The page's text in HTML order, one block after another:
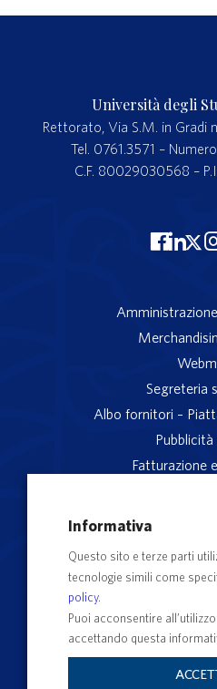
Università degli
Rettorato, Via S.M. in Gradi
Tel. 0761.3571 –
C.F. 80029030568 –
Segreteria
Albo fornitori –
Pubblicità
Fatturazione
Servizio
Sedi e
Contatti e
Albo Ufficiale
Informativa
Questo sito e terze parti
tecnologie simili come
policy.
Puoi acconsentire
accettando questa